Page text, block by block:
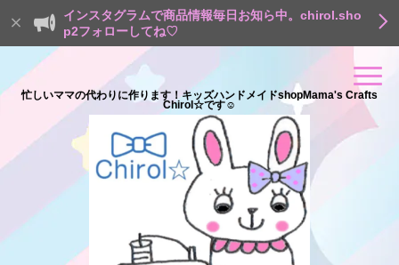
インスタグラムで商品情報毎日お知ら中。chirol.sho
p2フォローしてね♡
忙しいママの代わりに作ります！キッズハンドメイドshopMama's Crafts
Chirol☆です☺